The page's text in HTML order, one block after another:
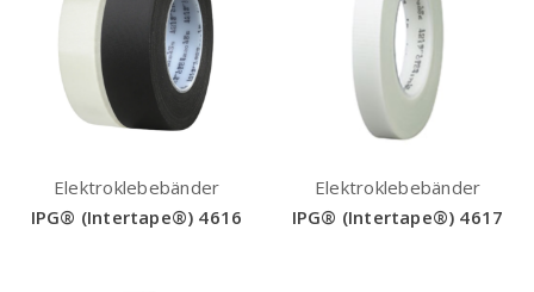
Elektroklebebänder
IPG® (Intertape®) 4616
Elektroklebebänder
IPG® (Intertape®) 4617